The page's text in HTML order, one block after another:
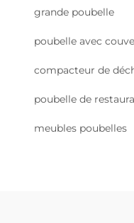
grande poubelle
poubelle avec
compacteur de
poubelle de
meubles poubelles